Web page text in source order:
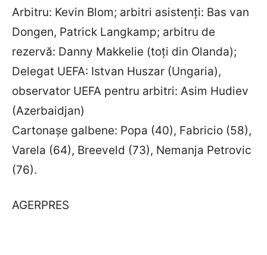
Arbitru: Kevin Blom; arbitri asistenți: Bas van
Dongen, Patrick Langkamp; arbitru de
rezervă: Danny Makkelie (toți din Olanda);
Delegat UEFA: Istvan Huszar (Ungaria),
observator UEFA pentru arbitri: Asim Hudiev
(Azerbaidjan)
Cartonașe galbene: Popa (40), Fabricio (58),
Varela (64), Breeveld (73), Nemanja Petrovic
(76).
AGERPRES